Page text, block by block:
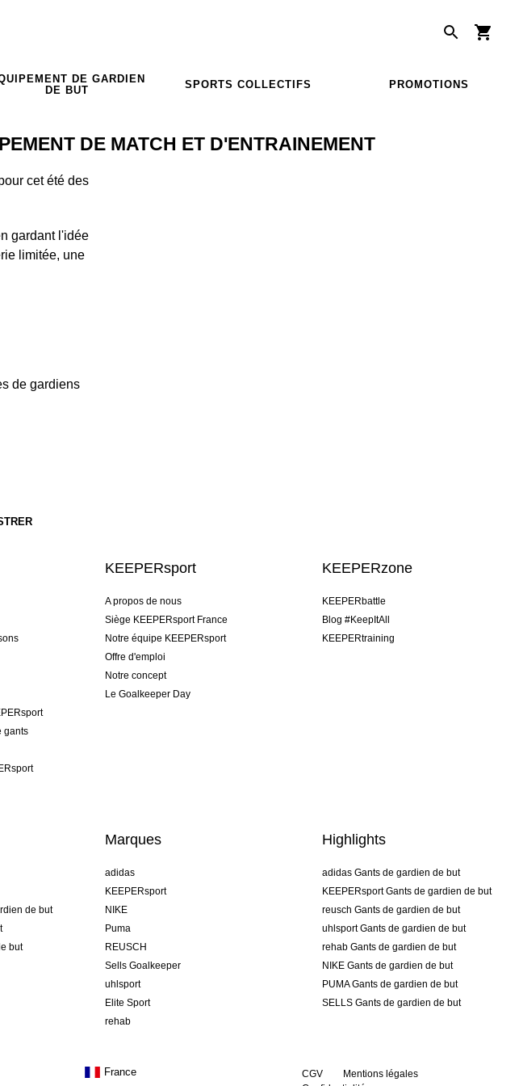
DE GARDIEN
DE BUT
SPORTS COLLECTIFS PROMOTIONS
DE MATCH ET D'ENTRAINEMENT
cet été des
gardant l'idée
limitée, une
de gardiens
gants
KEEPERsport
A propos de nous
Siège KEEPERsport France
Notre équipe KEEPERsport
Offre d'emploi
Notre concept
Le Goalkeeper Day
KEEPERzone
KEEPERbattle
Blog #KeepItAll
KEEPERtraining
de but
but
Marques
adidas
KEEPERsport
NIKE
Puma
REUSCH
Sells Goalkeeper
uhlsport
Elite Sport
rehab
Highlights
adidas Gants de gardien de but
KEEPERsport Gants de gardien de but
reusch Gants de gardien de but
uhlsport Gants de gardien de but
rehab Gants de gardien de but
NIKE Gants de gardien de but
PUMA Gants de gardien de but
SELLS Gants de gardien de but
CGV
Mentions légales
France